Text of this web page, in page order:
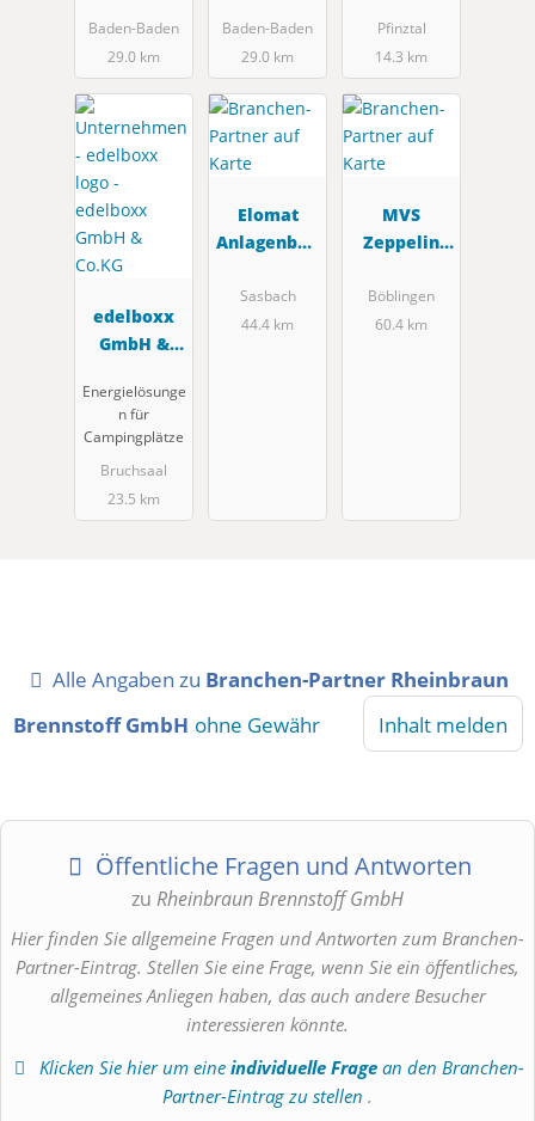
Baden-Baden
29.0 km
Baden-Baden
29.0 km
Pfinztal
14.3 km
edelboxx
GmbH &
Energielösunge
n für
Campingplätze
Bruchsaal
23.5 km
Elomat
Anlagenbau
nik GmbH
Sasbach
44.4 km
MVS
Zeppelin
KG
Böblingen
60.4 km
Alle Angaben zu Branchen-Partner Rheinbraun
Brennstoff GmbH ohne Gewähr Inhalt melden
Öffentliche Fragen und Antworten
zu Rheinbraun Brennstoff GmbH
Hier finden Sie allgemeine Fragen und Antworten zum Branchen-
Partner-Eintrag. Stellen Sie eine Frage, wenn Sie ein öffentliches,
allgemeines Anliegen haben, das auch andere Besucher
interessieren könnte.
Klicken Sie hier um eine individuelle Fragean den Branchen-
Partner-Eintrag zu stellen .